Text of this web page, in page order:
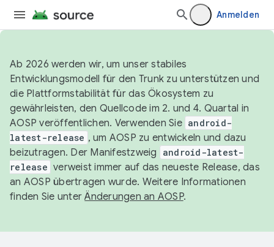
Anmelden
Ab 2026 werden wir, um unser stabiles
Entwicklungsmodell für den Trunk zu unterstützen und
die Plattformstabilität für das Ökosystem zu
gewährleisten, den Quellcode im 2. und 4. Quartal in
AOSP veröffentlichen. Verwenden Sie android-
latest-release , um AOSP zu entwickeln und dazu
beizutragen. Der Manifestzweig
android-latest-
release verweist immer auf das neueste Release, das
an AOSP übertragen wurde. Weitere Informationen
finden Sie unterÄnderungen an AOSP.